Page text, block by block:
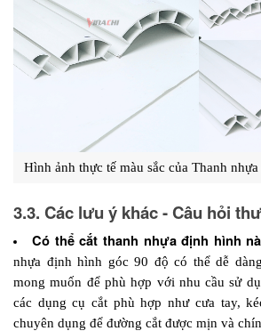
Hình ảnh thực tế màu sắc của Thanh
3.3. Các lưu ý khác - Câu hỏi
Có thể cắt thanh nhựa định hình
nhựa định hình góc 90 độ có thể dễ
mong muốn để phù hợp với nhu cầu sử
các dụng cụ cắt phù hợp như cưa tay,
chuyên dụng để đường cắt được mịn và